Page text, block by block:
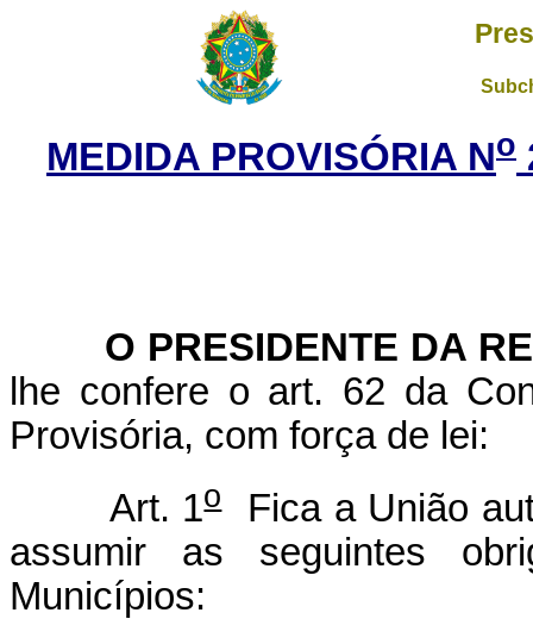
MEDIDA PROVISÓRIA No
O PRESIDENTE DA
lhe confere o art. 62 da
Provisória, com força de lei:
Art. 1oFica a União
assumir as seguintes
Municípios: